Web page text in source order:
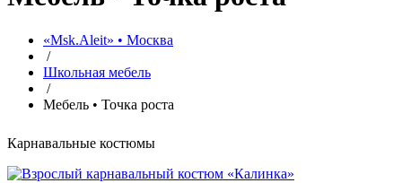
«Msk.Aleit» • Москва
/
Школьная мебель
/
Мебель • Точка роста
Карнавальные костюмы